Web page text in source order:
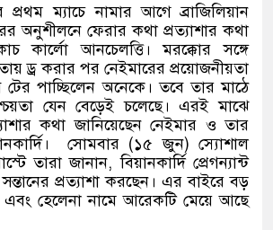
প্রথম ম্যাচে নামার আগে ব্রাজিলিয়ান
অনুশীলনে ফেরার কথা প্রত্যাশার কথা
কার্লো আনচেলত্তি। মরক্কোর সঙ্গে
ড্র করার পর নেইমারের প্রয়োজনীয়তা
পাচ্ছিলেন অনেকে। তবে তার মাঠে
যেন বেড়েই চলেছে। এরই মাঝে
কথা জানিয়েছেন নেইমার ও তার
সোমবার (১৫ জুন)স্যোশাল
তারা জানান,বিয়ানকার্দি প্রেগন্যান্ট
প্রত্যাশা করছেন। এর বাইরে বড়
এবং হেলেনা নামে আরেকটি মেয়ে আছে